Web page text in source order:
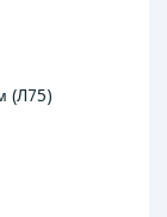
(Л75)